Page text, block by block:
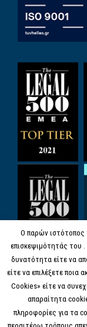
Ο παρών ιστότοπος
επισκεψιμότητάς του
δυνατότητα είτε να
είτε να επιλέξετε ποια
Cookies» είτε να
απαραίτητα
πληροφορίες για τα